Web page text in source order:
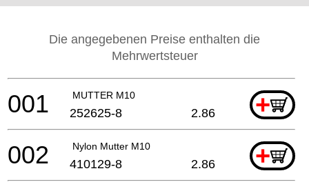
Die angegebenen Preise enthalten die
Mehrwertsteuer
MUTTER M10 +
001 252625-8 2.86
Nylon Mutter M10 +
002 410129-8 2.86